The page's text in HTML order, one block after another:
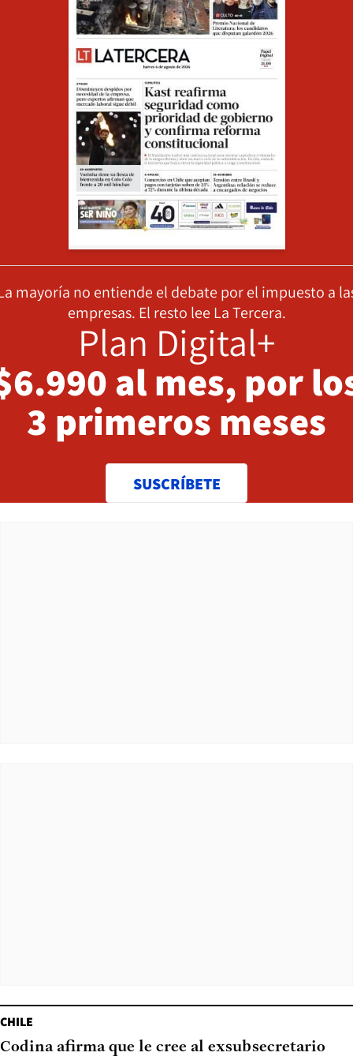
mayoría no entiende el debate por el impuesto a
empresas. El resto lee La Tercera.
Plan Digital+
al mes, por
3 primeros meses
SUSCRÍBETE
CHILE
Codina afirma que le cree al exsubsecretario